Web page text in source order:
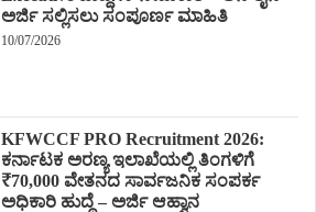
ಅರ್ಜಿ ಸಲ್ಲಿಸಲು ಸಂಪೂರ್ಣ ಮಾಹಿತಿ
10/07/2026
KFWCCF PRO Recruitment 2026:
ಕರ್ನಾಟಕ ಅರಣ್ಯ ಇಲಾಖೆಯಲ್ಲಿ ತಿಂಗಳಿಗೆ
₹70,000 ವೇತನದ ಸಾರ್ವಜನಿಕ ಸಂಪರ್ಕ
ಅಧಿಕಾರಿ ಹುದ್ದೆ – ಅರ್ಜಿ ಆಹ್ವಾನ